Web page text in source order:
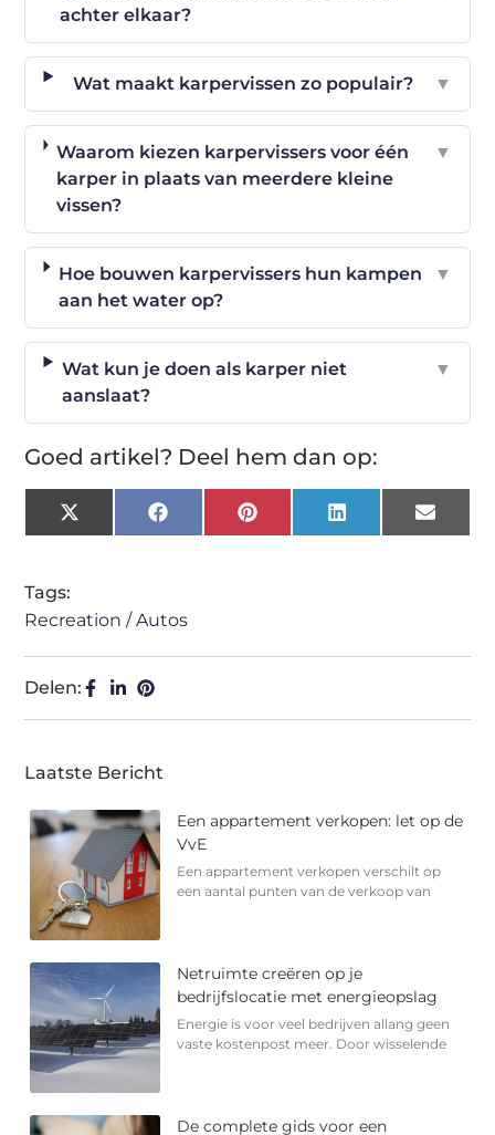
achter elkaar?
Wat maakt karpervissen zo populair? ▼
Waarom kiezen karpervissers voor één
karper in plaats van meerdere kleine
vissen?
▼
Hoe bouwen karpervissers hun kampen
aan het water op?
▼
Wat kun je doen als karper niet
aanslaat?
▼
Goed artikel? Deel hem dan op:
X
(Twitter)
FacebookPinterest LinkedIn Email
Tags:
Recreation / Autos
Delen:
Laatste Bericht
Een appartement verkopen: let op de
VvE
Een appartement verkopen verschilt op
een aantal punten van de verkoop van
Netruimte creëren op je
bedrijfslocatie met energieopslag
Energie is voor veel bedrijven allang geen
vaste kostenpost meer. Door wisselende
De complete gids voor een